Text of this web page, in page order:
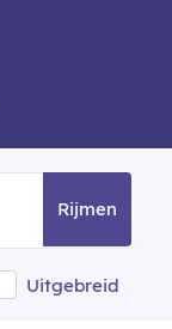
Rijmen
Uitgebreid